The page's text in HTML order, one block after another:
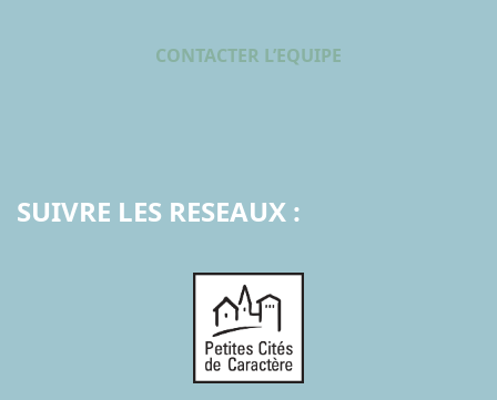
CONTACTER L’EQUIPE
SUIVRE LES RESEAUX :